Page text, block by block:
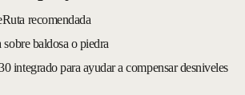
Ruta recomendada
sobre baldosa o piedra
integrado para ayudar a compensar desniveles